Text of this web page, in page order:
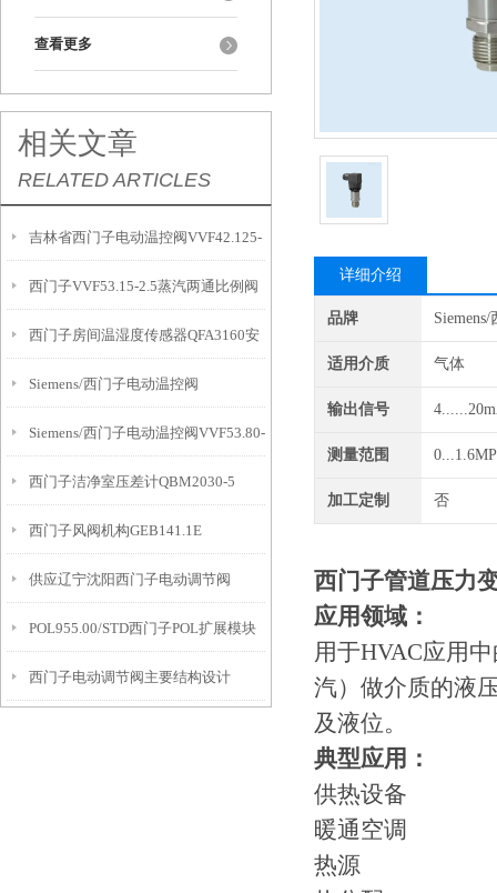
查看更多
相关文章
RELATED ARTICLES
吉林省西门子电动温控阀VVF42.125-
200C
西门子VVF53.15-2.5蒸汽两通比例阀
西门子房间温湿度传感器QFA3160安
装
Siemens/西门子电动温控阀
VVF53.150-400
Siemens/西门子电动温控阀VVF53.80-
100K+SKC62
西门子洁净室压差计QBM2030-5
西门子风阀机构GEB141.1E
供应辽宁沈阳西门子电动调节阀
VVF43.200-450K
POL955.00/STD西门子POL扩展模块
西门子电动调节阀主要结构设计
详细介绍
品牌
适用介质 气体
输出信号
测量范围
加工定制 否
西门子管道压力
应用领域：
用于HVAC应用
汽）做介质的液
及液位。
典型应用：
供热设备
暖通空调
热源